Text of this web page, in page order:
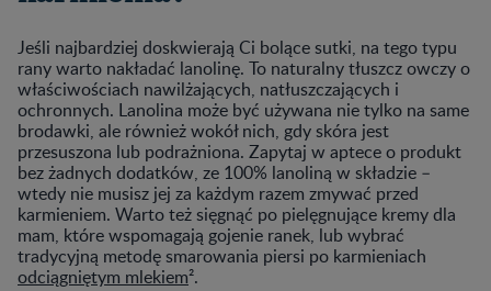
Jeśli najbardziej doskwierają Ci bolące sutki, na tego typu
rany warto nakładać lanolinę. To naturalny tłuszcz owczy o
właściwościach nawilżających, natłuszczających i
ochronnych. Lanolina może być używana nie tylko na same
brodawki, ale również wokół nich, gdy skóra jest
przesuszona lub podrażniona. Zapytaj w aptece o produkt
bez żadnych dodatków, ze 100% lanoliną w składzie –
wtedy nie musisz jej za każdym razem zmywać przed
karmieniem. Warto też sięgnąć po pielęgnujące kremy dla
mam, które wspomagają gojenie ranek, lub wybrać
tradycyjną metodę smarowania piersi po karmieniach
odciągniętym mlekiem².